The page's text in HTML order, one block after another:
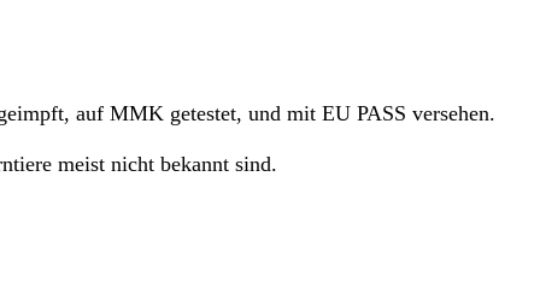
auf MMK getestet, und mit EU PASS versehen.
meist nicht bekannt sind.